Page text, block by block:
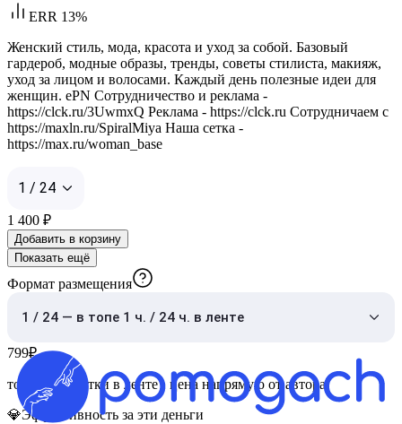
ERR 13%
Женский стиль, мода, красота и уход за собой. Базовый
гардероб, модные образы, тренды, советы стилиста, макияж,
уход за лицом и волосами. Каждый день полезные идеи для
женщин. ePN Сотрудничество и реклама -
https://clck.ru/3UwmxQ Реклама - https://clck.ru Сотрудничаем с
https://maxln.ru/SpiralMiya Наша сетка -
https://max.ru/woman_base
1 / 24
1 400 ₽
Добавить в корзину
Показать ещё
Формат размещения
1 / 24 — в топе 1 ч. / 24 ч. в ленте
799₽
топ 1 час· сутки в ленте· цена напрямую от автора
💎Эффективность за эти деньги